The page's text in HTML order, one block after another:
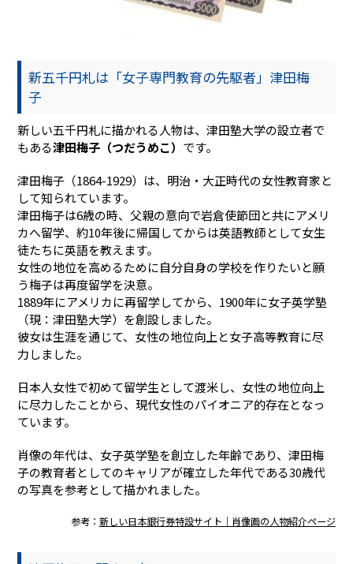
新五千円札は「女子専門教育の先駆者」津田梅
子
新しい五千円札に描かれる人物は、津田塾大学の設立者で
もある津田梅子（つだうめこ） です。
津田梅子（1864-1929）は、明治・大正時代の女性教育家と
して知られています。
津田梅子は6歳の時、父親の意向で岩倉使節団と共にアメリ
カへ留学、約10年後に帰国してからは英語教師として女生
徒たちに英語を教えます。
女性の地位を高めるために自分自身の学校を作りたいと願
う梅子は再度留学を決意。
1889年にアメリカに再留学してから、1900年に女子英学塾
（現：津田塾大学）を創設しました。
彼女は生涯を通じて、女性の地位向上と女子高等教育に尽
力しました。
日本人女性で初めて留学生として渡米し、女性の地位向上
に尽力したことから、現代女性のパイオニア的存在となっ
ています。
肖像の年代は、女子英学塾を創立した年齢であり、津田梅
子の教育者としてのキャリアが確立した年代である30歳代
の写真を参考として描かれました。
参考： 新しい日本銀行券特設サイト｜肖像画の人物紹介ページ